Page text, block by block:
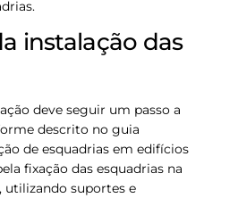
instalação das
deve seguir um passo a
descrito no guia
de esquadrias em edifícios
fixação das esquadrias na
suportes e